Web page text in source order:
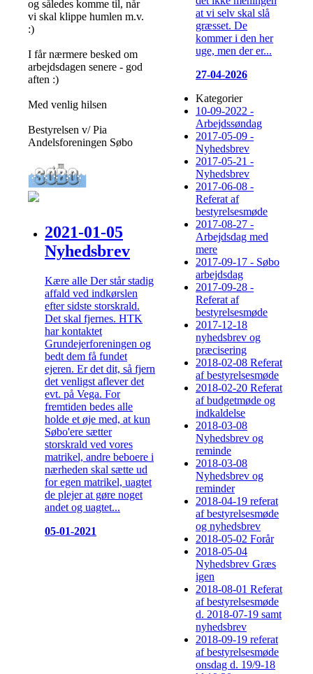
og således komme til, når
vi skal klippe humlen m.v.
:)
I får nærmere besked om
arbejdsdagen senere - god
aften :)
Med venlig hilsen
Bestyrelsen v/ Pia
Andelsforeningen Søbo
2021-01-05
Nyhedsbrev
Kære alle Der står stadig
affald ved indkørslen
efter sidste storskrald.
Det skal fjernes. HTK
har kontaktet
Grundejerforeningen og
bedt dem få fundet
ejeren. Er det dit, så fjern
det venligst aflever det
evt. på Vega. For
fremtiden bedes alle
holde et øje med, at kun
Søbo'ere sætter
storskrald ved vores
matrikel, andre beboere i
nærheden skal sætte ud
for egen matrikel, uagtet
de plejer at gøre noget
andet og uagtet...
05-01-2021
at vi selv skal slå
græsset. De
kommer i den her
uge, men der er...
27-04-2026
Kategorier
10-09-2022 -
Arbejdssøndag
2017-05-09 -
Nyhedsbrev
2017-05-21 -
Nyhedsbrev
2017-06-08 -
Referat af
bestyrelsesmøde
2017-08-27 -
Arbejdsdag med
mere
2017-09-17 - Søbo
arbejdsdag
2017-09-28 -
Referat af
bestyrelsesmøde
2017-12-18
nyhedsbrev og
præcisering
2018-02-08 Referat
af bestyrelsesmøde
2018-02-20 Referat
af budgetmøde og
indkaldelse
2018-03-08
Nyhedsbrev og
reminde
2018-03-08
Nyhedsbrev og
reminder
2018-04-19 referat
af bestyrelsesmøde
og nyhedsbrev
2018-05-02 Forår
2018-05-04
Nyhedsbrev Græs
igen
2018-08-01 Referat
af bestyrelsesmøde
d. 2018-07-19 samt
nyhedsbrev
2018-09-19 referat
af bestyrelsesmøde
onsdag d. 19/9-18